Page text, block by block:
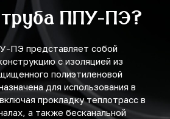
труба ППУ-ПЭ?
ПЭ представляет собой
с изоляцией из
полиэтиленовой
для использования в
прокладку теплотрасс в
а также бесканальной